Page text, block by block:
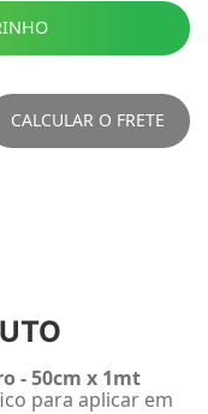
CALCULAR O FRETE
- 50cm x 1mt
para aplicar em